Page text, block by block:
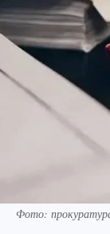
Фото: